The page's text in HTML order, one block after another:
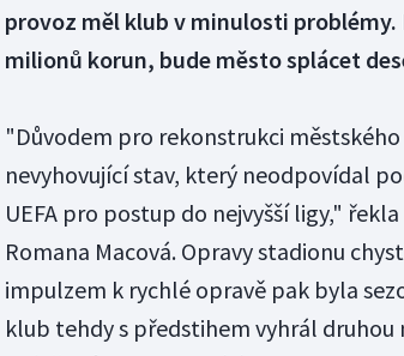
provoz měl klub v minulosti problémy.
milionů korun, bude město splácet
"Důvodem pro rekonstrukci
nevyhovující stav, který neodpovídal
UEFA pro postup do nejvyšší ligy,"
Romana Macová. Opravy stadionu
impulzem k rychlé opravě pak byla
klub tehdy s předstihem vyhrál